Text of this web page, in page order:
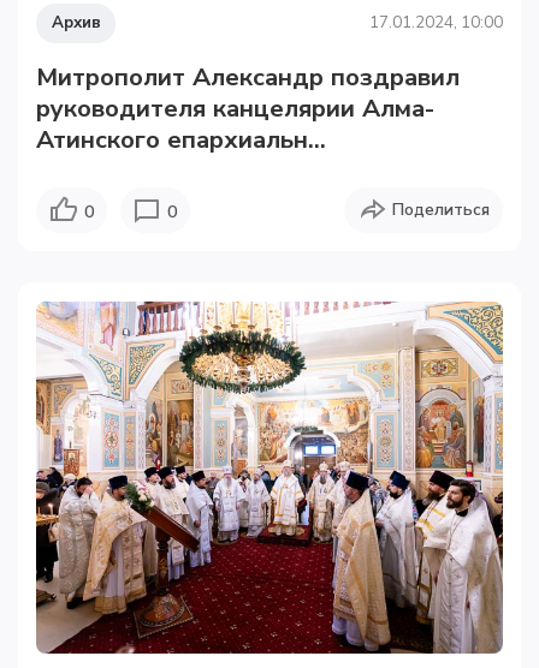
Архив 17.01.2024, 10:00
Митрополит Александр поздравил
руководителя канцелярии Алма-
Атинского епархиальн...
0 0 Поделиться